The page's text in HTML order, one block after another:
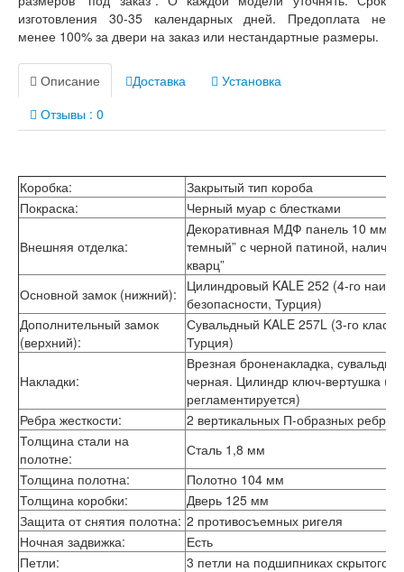
изготовления 30-35 календарных дней. Предоплата не
менее 100% за двери на заказ или нестандартные размеры.
Описание Доставка
Установка
Отзывы : 0
Коробка:
Закрытый тип короба
Покраска:
Черный муар с блестками
Внешняя отделка:
Декоративная МДФ панель 10 мм в
темный” с черной патиной,
кварц”
Основной замок (нижний):
Цилиндровый KALE 252 (4-го
безопасности, Турция)
Дополнительный замок
(верхний):
Сувальдный KALE 257L (3-го
Турция)
Накладки:
Врезная броненакладка,
черная. Цилиндр ключ-вертушка
регламентируется)
Ребра жесткости:
2 вертикальных П-образных ребра
Толщина стали на
полотне:
Сталь 1,8 мм
Толщина полотна:
Полотно 104 мм
Толщина коробки:
Дверь 125 мм
Защита от снятия полотна: 2 противосъемных ригеля
Ночная задвижка:
Есть
Петли:
3 петли на подшипниках скрытого